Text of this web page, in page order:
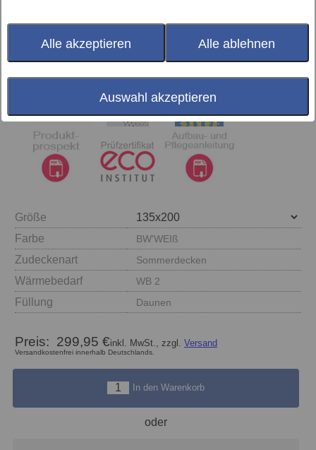
Alle akzeptieren Alle ablehnen
Auswahl akzeptieren
Größe
Farbe
BW'WEIß
Zudeckenart Sommerdecken
Wärmebedarf WB 2
Füllung Daunen
Preis: 299,95 €inkl. MwSt., zzgl. Versand
Versandkostenfrei innerhalb Deutschlands.
In den Warenkorb
oder